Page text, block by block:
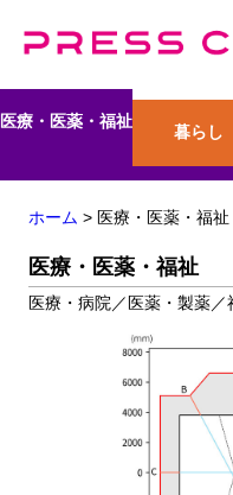
医療・医薬・福祉
暮らし
ホーム > 医療・医薬・福祉
医療・医薬・福祉
医療・病院／医薬・製薬／